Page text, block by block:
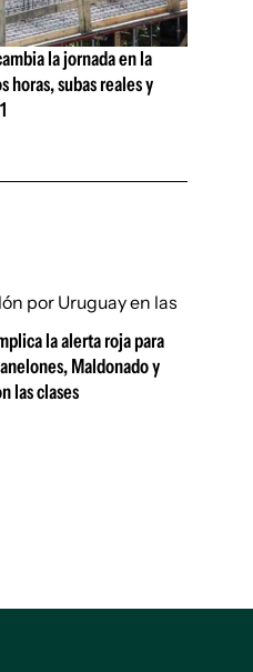
la jornada en la
horas, subas reales y
la alerta roja para
Maldonado y
las clases